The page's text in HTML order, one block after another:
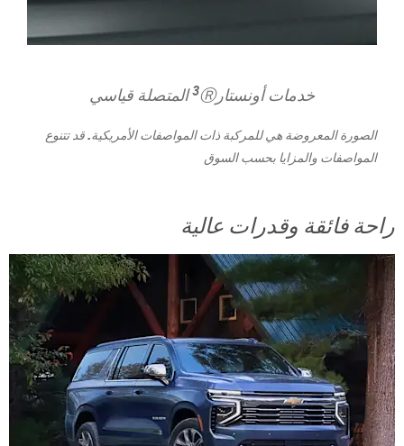
خدمات أونستار 3Ⓡ المتصلة قياسي
الصورة المعروضة هي للمركبة ذات المواصفات الأمريكية. قد تتنوع
المواصفات والمزايا بحسب السوق
راحة فائقة وقدرات عالية